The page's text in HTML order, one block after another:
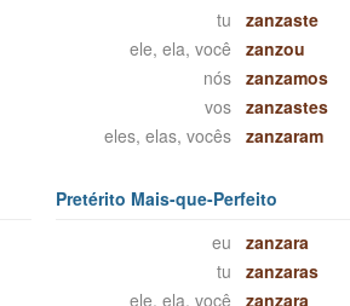
tu
zanzaste
ele, ela, você
zanzou
nós
zanzamos
vos
zanzastes
eles, elas, vocês
zanzaram
Pretérito Mais-que-Perfeito
eu
zanzara
tu
zanzaras
ele, ela, você
zanzara